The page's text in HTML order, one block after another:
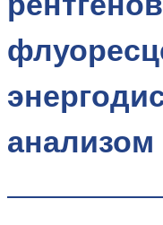
анализом